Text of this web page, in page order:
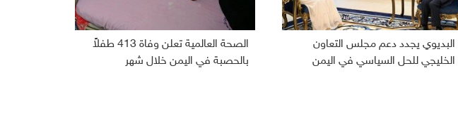
البديوي يجدد دعم مجلس التعاون
الخليجي للحل السياسي في اليمن
الصحة العالمية تعلن وفاة 413 طفلاً
بالحصبة في اليمن خلال شهر